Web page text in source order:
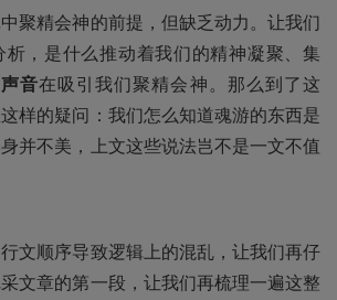
聚精会神的前提，但缺乏动力。让我们
析，是什么推动着我们的精神凝聚、集
音在吸引我们聚精会神。那么到了这
样的疑问：我们怎么知道魂游的东西是
并不美，上文这些说法岂不是一文不值
文顺序导致逻辑上的混乱，让我们再仔
文章的第一段，让我们再梳理一遍这整